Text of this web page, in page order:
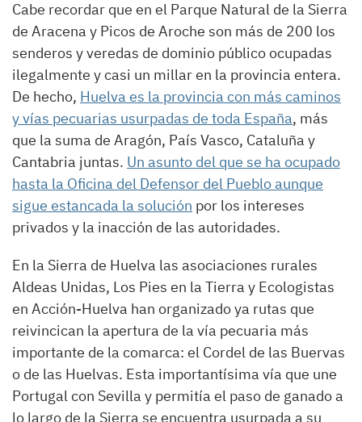
Cabe recordar que en el Parque Natural de la Sierra
de Aracena y Picos de Aroche son más de 200 los
senderos y veredas de dominio público ocupadas
ilegalmente y casi un millar en la provincia entera.
De hecho, Huelva es la provincia con más caminos
y vías pecuarias usurpadas de toda España, más
que la suma de Aragón, País Vasco, Cataluña y
Cantabria juntas. Un asunto del que se ha ocupado
hasta la Oficina del Defensor del Pueblo aunque
sigue estancada la solución por los intereses
privados y la inacción de las autoridades.
En la Sierra de Huelva las asociaciones rurales
Aldeas Unidas, Los Pies en la Tierra y Ecologistas
en Acción-Huelva han organizado ya rutas que
reivincican la apertura de la vía pecuaria más
importante de la comarca: el Cordel de las Buervas
o de las Huelvas. Esta importantísima vía que une
Portugal con Sevilla y permitía el paso de ganado a
lo largo de la Sierra se encuentra usurpada a su